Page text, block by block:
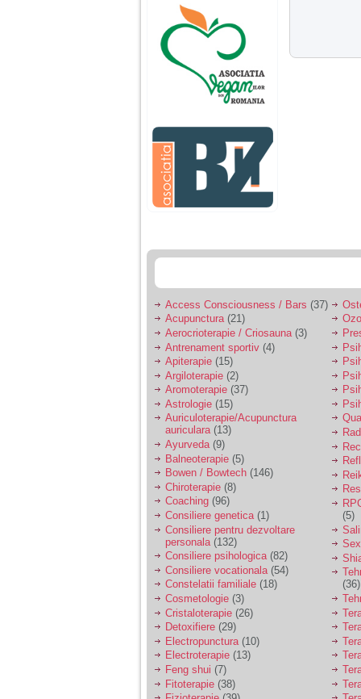
ani, privind in urma
realizez cat de multe
greseli am facut in
educatia si cresterea
ei, am fost o mama
egoista, preocupata
de implinirea
profesionala, cand ea
era mica am neglijat-
agresiva, orice
greseala era taxata cu
o palma sau pedepse.
De 4 ani am o relatie
serioasa cu un barbat
sa se manifeste o
Ma aflu aici pentru ca
vreau sa stiu daca am
nevoie de un psiholog
sau psihiatru.
Sunt casatorita, am
31 de ani si un copil in
varsta de 2 ani care
mi-e lumina ochilor.
De ceva timp simt ca
mi s-a adunat
oboseala, o oboseala
cronica de care nu pot
scapa si simt ca din
cauza ei nu pot
controla nervii si
cateodata are copilul
de suferit.
Am o bariera peste
care nu pot trece:
prietena mea a ramas
insarcinata cu o fata.
Am fost de comun
acord sa facem un
copil, cu gandul ca e
baiat.
Access Consciousness / Bars (37)
Acupunctura(21)
Aerocrioterapie / Criosauna (3)
Antrenament sportiv (4)
Apiterapie (15)
Argiloterapie (2)
Aromoterapie (37)
Astrologie (15)
Auriculoterapie/Acupunctura
auriculara(13)
Ayurveda(9)
Balneoterapie (5)
Bowen / Bowtech (146)
Chiroterapie (8)
Coaching (96)
Consiliere genetica(1)
Consiliere pentru dezvoltare
personala (132)
Consiliere psihologica(82)
Consiliere vocationala (54)
Constelatii familiale (18)
Cosmetologie (3)
Cristaloterapie (26)
Detoxifiere (29)
Electropunctura (10)
Electroterapie (13)
Feng shui (7)
Fitoterapie (38)
(5)
(36)